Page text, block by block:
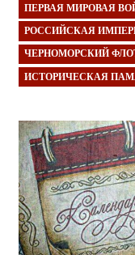
ПЕРВАЯ МИРОВАЯ
РОССИЙСКАЯ
ЧЕРНОМОРСКИЙ
ИСТОРИЧЕСКАЯ